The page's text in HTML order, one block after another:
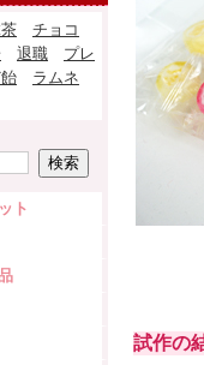
チョコ
退職
プレ
ラムネ
ト
試作の